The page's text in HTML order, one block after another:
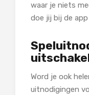
waar je niets
doe jij bij de
Word je ook
uitnodigingen